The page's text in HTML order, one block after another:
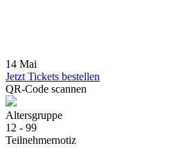
14 Mai
Jetzt Tickets bestellen
QR-Code scannen
Altersgruppe
12 - 99
Teilnehmernotiz